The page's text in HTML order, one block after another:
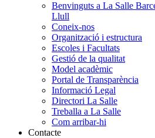
Benvinguts a La Salle
Llull
Coneix-nos
Organització i estructura
Escoles i Facultats
Gestió de la qualitat
Model acadèmic
Portal de Transparència
Informació Legal
Directori La Salle
Treballa a La Salle
Com arribar-hi
Contacte